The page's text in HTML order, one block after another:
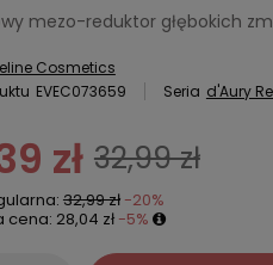
mezo-reduktor głębokich
Cosmetics
EVEC073659 Seria d'Aury
zł 32,99 zł
32,99 zł -20%
cena: 28,04 zł -5%